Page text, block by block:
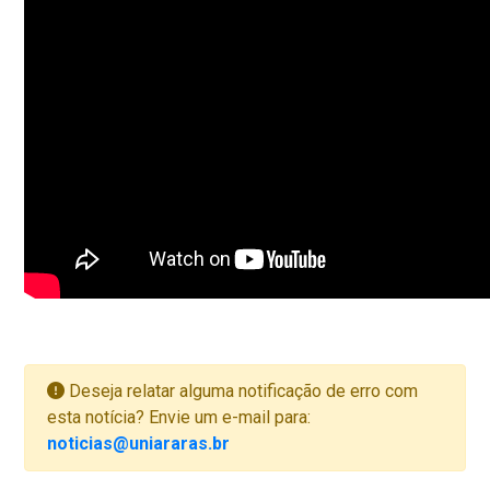
Deseja relatar alguma notificação de erro com
esta notícia? Envie um e-mail para:
noticias@uniararas.br